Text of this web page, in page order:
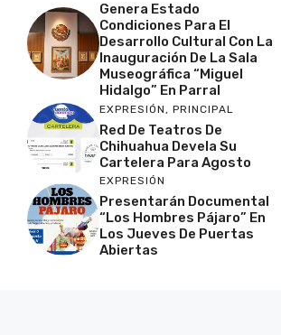
Genera Estado
Condiciones Para El
Desarrollo Cultural Con La
Inauguración De La Sala
Museográfica “Miguel
Hidalgo” En Parral
EXPRESIÓN , PRINCIPAL
Red De Teatros De
Chihuahua Devela Su
Cartelera Para Agosto
EXPRESIÓN
Presentarán Documental
“Los Hombres Pájaro” En
Los Jueves De Puertas
Abiertas